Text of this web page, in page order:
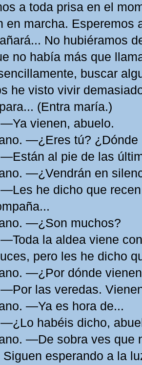
a toda prisa en el
en marcha. Esperemos
No hubiéramos
no había más que
buscar
he visto vivir
(Entra maría.)
vienen, abuelo.
—¿Eres tú? ¿Dónde
al pie de las
—¿Vendrán en
he dicho que
—¿Son muchos?
la aldea viene
pero les he dicho
—¿Por dónde
las veredas.
—Ya es hora de...
habéis dicho,
—De sobra ves que
Siguen esperando a la